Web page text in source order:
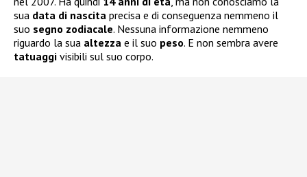
sua data di nascita precisa e di conseguenza nemmeno il
suo segno zodiacale. Nessuna informazione nemmeno
riguardo la sua altezza e il suo peso. E non sembra avere
tatuaggi visibili sul suo corpo.